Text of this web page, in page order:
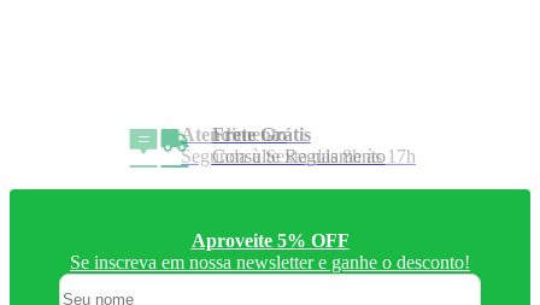
Frete Grátis
Consulte Regulamento
Aproveite 5% OFF
Se inscreva em nossa newsletter e ganhe o desconto!